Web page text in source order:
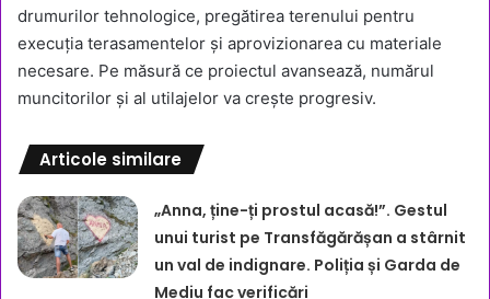
drumurilor tehnologice, pregătirea terenului pentru
execuția terasamentelor și aprovizionarea cu materiale
necesare. Pe măsură ce proiectul avansează, numărul
muncitorilor și al utilajelor va crește progresiv.
Articole similare
„Anna, ține-ți prostul acasă!”. Gestul
unui turist pe Transfăgărășan a stârnit
un val de indignare. Poliția și Garda de
Mediu fac verificări